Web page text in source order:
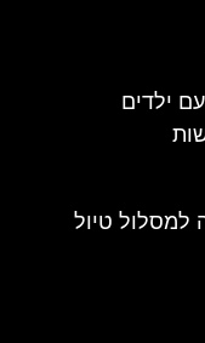
ילדים